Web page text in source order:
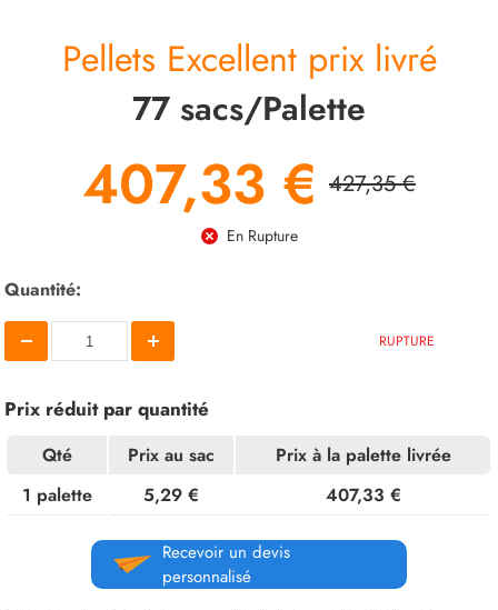
Pellets Excellent prix livré
77 sacs/Palette
407,33 € 427,35 €
En Rupture
Quantité:
RUPTURE
Prix réduit par quantité
Qté Prix au sac
Prix à la palette livrée
1 palette
5,29 € 407,33 €
Recevoir un devis
personnalisé